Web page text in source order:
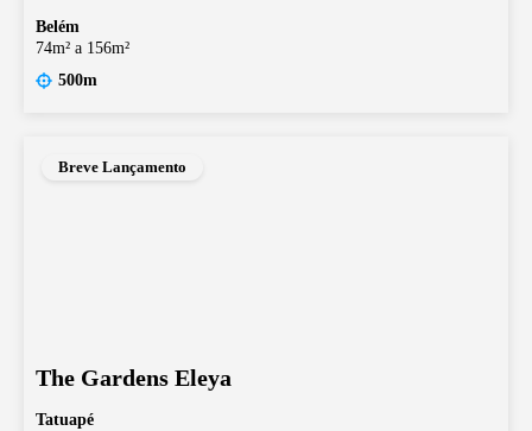
Belém
74m² a 156m²
500m
Breve Lançamento
The Gardens Eleya
Tatuapé